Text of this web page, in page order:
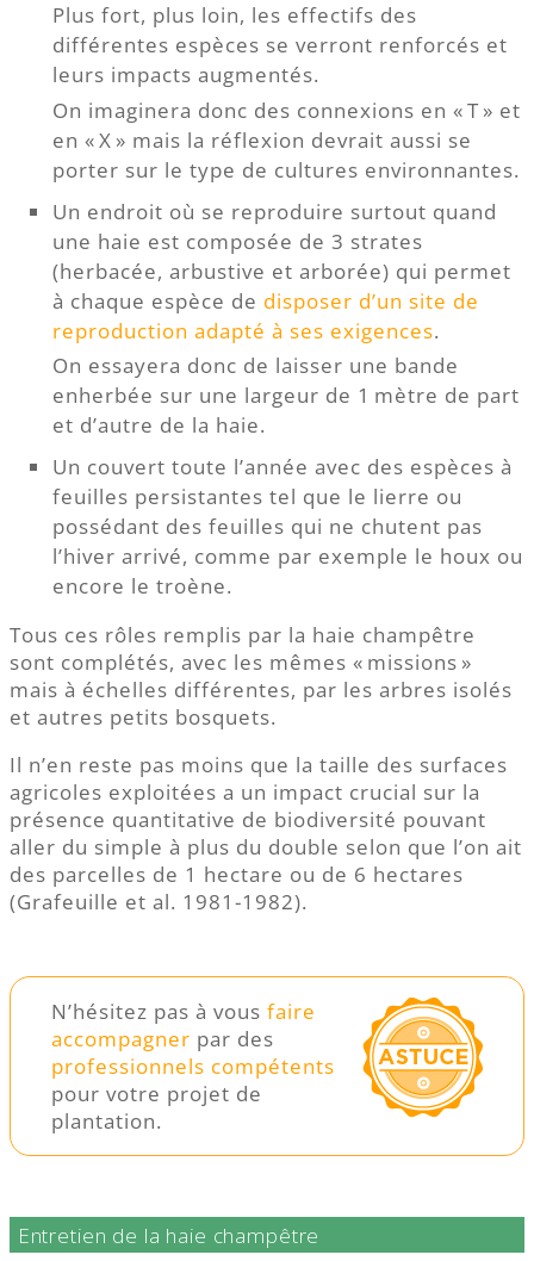
Plus fort, plus loin, les effectifs des
différentes espèces se verront renforcés et
leurs impacts augmentés.
On imaginera donc des connexions en « T » et
en « X » mais la réflexion devrait aussi se
porter sur le type de cultures environnantes.
Un endroit où se reproduire surtout quand
une haie est composée de 3 strates
(herbacée, arbustive et arborée) qui permet
à chaque espèce de disposer d’un site de
reproduction adapté à ses exigences.
On essayera donc de laisser une bande
enherbée sur une largeur de 1 mètre de part
et d’autre de la haie.
Un couvert toute l’année avec des espèces à
feuilles persistantes tel que le lierre ou
possédant des feuilles qui ne chutent pas
l’hiver arrivé, comme par exemple le houx ou
encore le troène.
Tous ces rôles remplis par la haie champêtre
sont complétés, avec les mêmes « missions »
mais à échelles différentes, par les arbres isolés
et autres petits bosquets.
Il n’en reste pas moins que la taille des surfaces
agricoles exploitées a un impact crucial sur la
présence quantitative de biodiversité pouvant
aller du simple à plus du double selon que l’on ait
des parcelles de 1 hectare ou de 6 hectares
(Grafeuille et al. 1981-1982).
N’hésitez pas à vous faire
accompagner par des
professionnels compétents
pour votre projet de
plantation.
Entretien de la haie champêtre